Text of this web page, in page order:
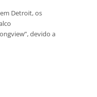
Detroit, os
devido a